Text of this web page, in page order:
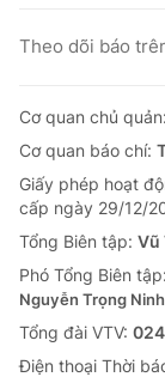
Theo dõi báo
Cơ quan chủ
Cơ quan báo chí:
Giấy phép hoạt
cấp ngày 29/12/
Tổng Biên tập: Vũ
Phó Tổng Biên tập:
Nguyễn Trọng Ninh
Tổng đài VTV:
Ðiện thoại Thời